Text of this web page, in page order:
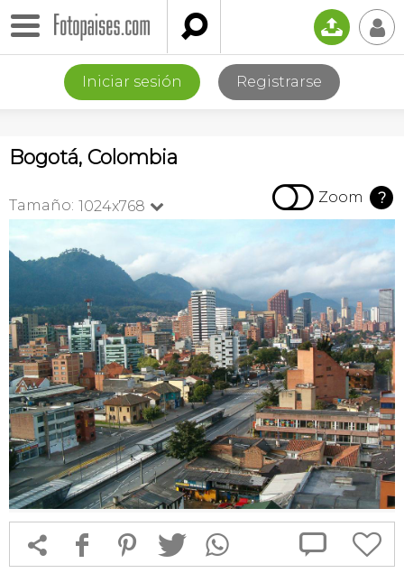
 📤 👤
Iniciar sesión Registrarse
Bogotá, Colombia
Tamaño: 1024x768   Zoom ?
 f 1 T  